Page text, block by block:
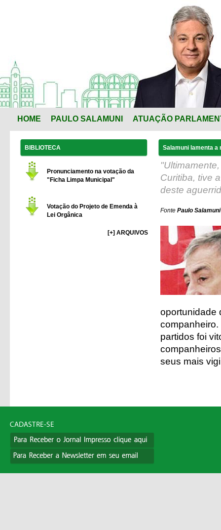
HOME PAULO SALAMUNI ATUAÇÃO
BIBLIOTECA
Pronunciamento na votação da
"Ficha Limpa Municipal"
Votação do Projeto de Emenda à
Lei Orgânica
[+] ARQUIVOS
Salamuni lamenta a
Curitiba, tive
deste
Fonte Paulo
oportunidade
partidos foi
seus mais